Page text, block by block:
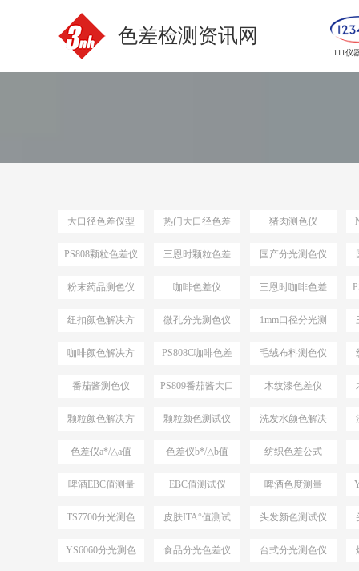
色差检测资讯网
111仪
大口径色差仪型 热门大口径色差 猪肉测色仪
PS808颗粒色差仪 三恩时颗粒色差 国产分光测色仪
粉末药品测色仪 咖啡色差仪 三恩时咖啡色差
纽扣颜色解决方 微孔分光测色仪 1mm口径分光测
咖啡颜色解决方 PS808C咖啡色差 毛绒布料测色仪
番茄酱测色仪 PS809番茄酱大口 木纹漆色差仪
颗粒颜色解决方 颗粒颜色测试仪 洗发水颜色解决
色差仪a*/△a值 色差仪b*/△b值 纺织色差公式
啤酒EBC值测量
EBC值测试仪 啤酒色度测量
TS7700分光测色 皮肤ITA°值测试 头发颜色测试仪
YS6060分光测色 食品分光色差仪 台式分光测色仪